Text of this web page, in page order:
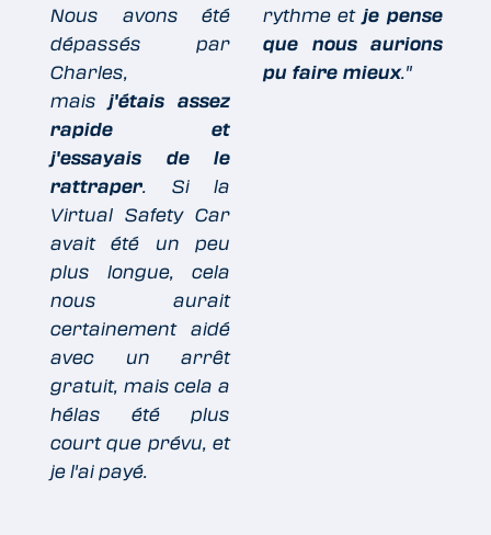
Nous avons été
dépassés par
Charles,
mais j'étais assez
rapide et
j'essayais de le
rattraper. Si la
Virtual Safety Car
avait été un peu
plus longue, cela
nous aurait
certainement aidé
avec un arrêt
gratuit, mais cela a
hélas été plus
court que prévu, et
je l'ai payé.
rythme et je pense
que nous aurions
pu faire mieux."